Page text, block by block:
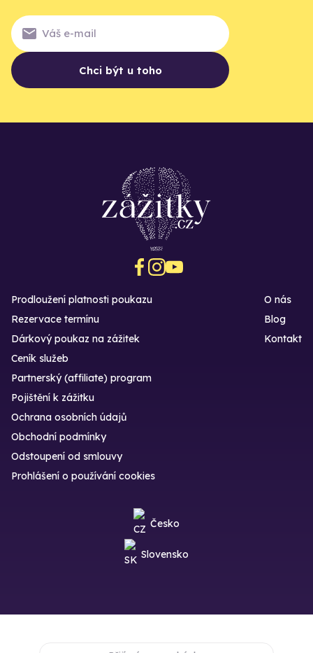
Chci být u toho
Prodloužení platnosti poukazu
Rezervace termínu
Dárkový poukaz na zážitek
O nás
Blog
Kontakt
Ceník služeb
Partnerský (affiliate) program
Pojištění k zážitku
Ochrana osobních údajů
Obchodní podmínky
Odstoupení od smlouvy
Prohlášení o používání cookies
Česko
Slovensko